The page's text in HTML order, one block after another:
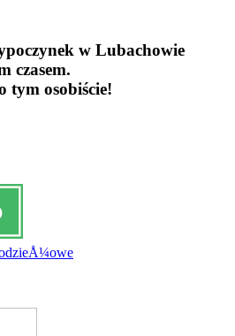
w Lubachowie
czasem.
tym osobiście!